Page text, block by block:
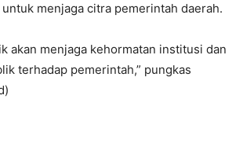
menjaga citra pemerintah daerah.
akan menjaga kehormatan institusi dan
terhadap pemerintah,” pungkas